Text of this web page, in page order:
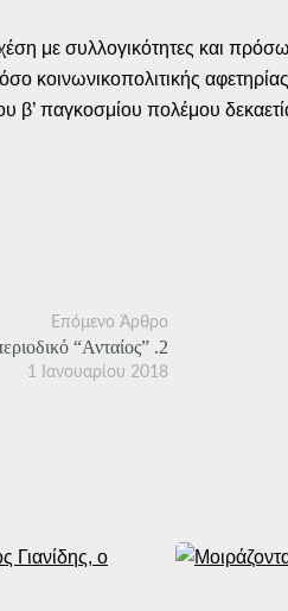
με συλλογικότητες και
κοινωνικοπολιτικής
β’ παγκοσμίου πολέμου
Επόμενο Άρθρο
1 Ιανουαρίου 2018
“Ανταίος” .2